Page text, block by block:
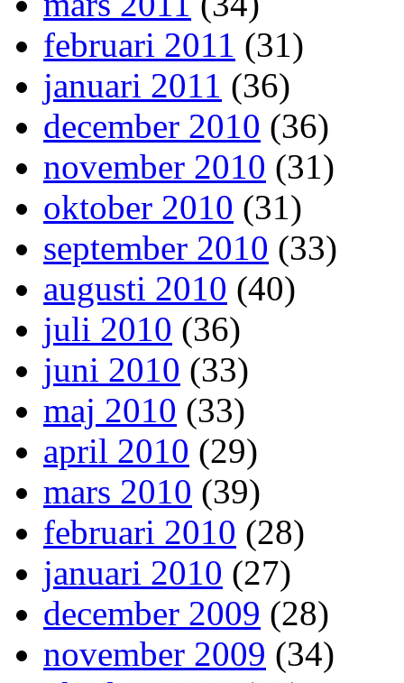
februari 2011 (31)
januari 2011 (36)
december 2010 (36)
november 2010 (31)
oktober 2010 (31)
september 2010 (33)
augusti 2010 (40)
juli 2010 (36)
juni 2010 (33)
maj 2010 (33)
april 2010 (29)
mars 2010 (39)
februari 2010 (28)
januari 2010 (27)
december 2009 (28)
november 2009 (34)